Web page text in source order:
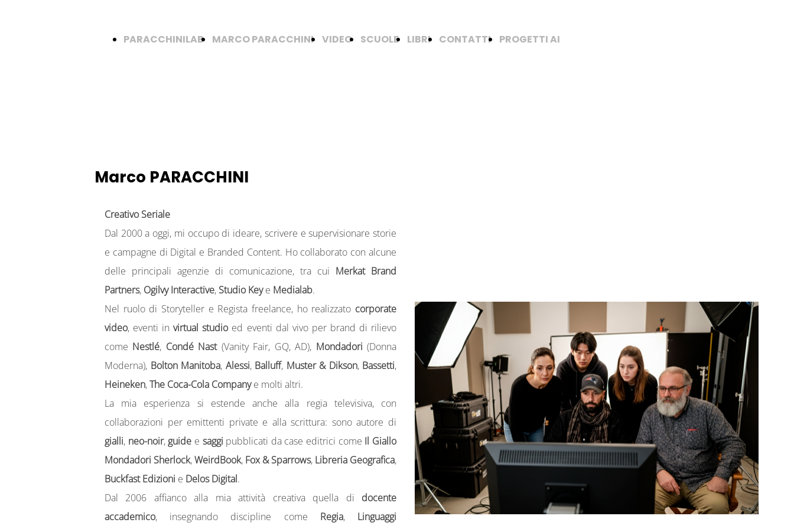
PARACCHINILAB MARCO PARACCHINI VIDEO SCUOLE LIBRI CONTATTI PROGETTI AI
Marco PARACCHINI
Creativo Seriale
Dal 2000 a oggi, mi occupo di ideare, scrivere e supervisionare storie
e campagne di Digital e Branded Content. Ho collaborato con alcune
delle principali agenzie di comunicazione, tra cui Merkat Brand
Partners, Ogilvy Interactive,Studio Keye Medialab.
Nel ruolo di Storyteller e Regista freelance, ho realizzato corporate
video, eventi invirtual studio ed eventi dal vivo per brand di rilievo
come Nestlé, Condé Nast(Vanity Fair, GQ, AD), Mondadori (Donna
Moderna), Bolton Manitoba, Alessi, Balluff, Muster & Dikson, Bassetti,
Heineken,The Coca-Cola Companye molti altri.
La mia esperienza si estende anche alla regia televisiva, con
collaborazioni per emittenti private e alla scrittura: sono autore di
gialli, neo-noir, guide e saggi pubblicati da case editrici come Il Giallo
Mondadori Sherlock,WeirdBook, Fox & Sparrows, Libreria Geografica,
Buckfast Edizioni e Delos Digital.
Dal 2006 affianco alla mia attività creativa quella di docente
accademico, insegnando discipline come Regia, Linguaggi